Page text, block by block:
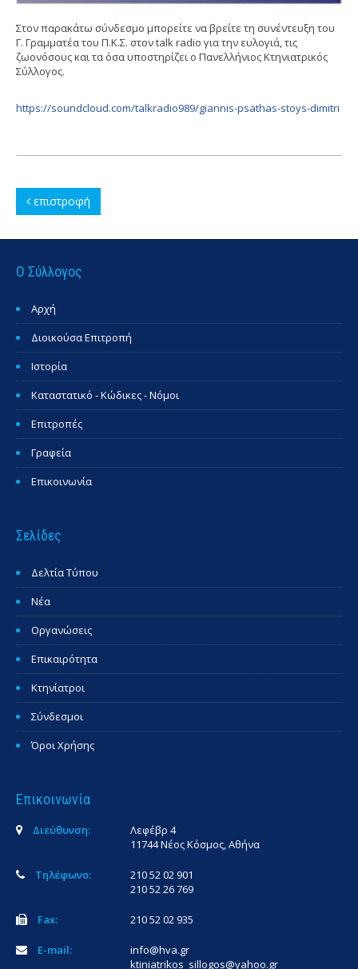
Στον παρακάτω σύνδεσμο μπορείτε να βρείτε τη συνέντευξη του
Γ. Γραμματέα του Π.Κ.Σ. στον talk radio για την ευλογιά, τις
ζωονόσους και τα όσα υποστηρίζει ο Πανελλήνιος Κτηνιατρικός
Σύλλογος.
https://soundcloud.com/talkradio989/giannis-psathas-stoys-dimitri
επιστροφή
Ο Σύλλογος
Αρχή
Διοικούσα Επιτροπή
Ιστορία
Καταστατικό - Κώδικες - Νόμοι
Επιτροπές
Γραφεία
Επικοινωνία
Σελίδες
Δελτία Τύπου
Νέα
Οργανώσεις
Επικαιρότητα
Κτηνίατροι
Σύνδεσμοι
Όροι Χρήσης
Επικοινωνία
Διεύθυνση:
Λεφέβρ 4
11744 Νέος Κόσμος, Αθήνα
Τηλέφωνο:
210 52 02 901
210 52 26 769
Fax: 210 52 02 935
E-mail:
info@hva.gr
ktiniatrikos_sillogos@yahoo.gr